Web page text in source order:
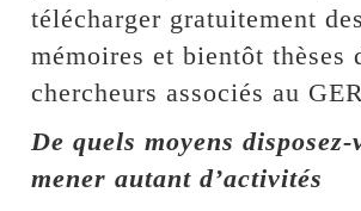
télécharger gratuitement
mémoires et bientôt thèses
chercheurs associés au
De quels moyens
mener autant d’activités